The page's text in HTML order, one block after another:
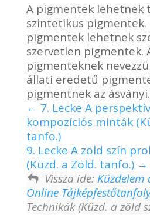
A pigmentek lehetnek
szintetikus pigmentek.
pigmentek lehetnek
szervetlen pigmentek.
pigmenteknek
állati eredetű
pigmentnek az
7. Lecke A
kompozíciós minták
tanfo.)
9. Lecke A zöld szín
(Küzd. a Zöld. tanfo.)
Vissza ide: Küzdelem
Online
Technikák (Küzd. a zöld